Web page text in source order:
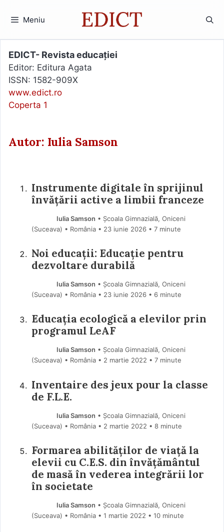
Meniu
EDICT- Revista educației
Editor: Editura Agata
ISSN: 1582-909X
www.edict.ro
Coperta 1
Autor: Iulia Samson
Instrumente digitale în sprijinul
învățării active a limbii franceze
Iulia Samson • Școala Gimnazială, Oniceni
(Suceava) • România
23 iunie 2026 • 7 minute
Noi educații: Educație pentru
dezvoltare durabilă
Iulia Samson • Școala Gimnazială, Oniceni
(Suceava) • România
23 iunie 2026 • 6 minute
Educația ecologică a elevilor prin
programul LeAF
Iulia Samson • Școala Gimnazială, Oniceni
(Suceava) • România
2 martie 2022 • 7 minute
Inventaire des jeux pour la classe
de F.L.E.
Iulia Samson • Școala Gimnazială, Oniceni
(Suceava) • România
2 martie 2022 • 8 minute
Formarea abilităților de viață la
elevii cu C.E.S. din învățământul
de masă în vederea integrării lor
în societate
Iulia Samson • Școala Gimnazială, Oniceni
(Suceava) • România
1 martie 2022 • 10 minute